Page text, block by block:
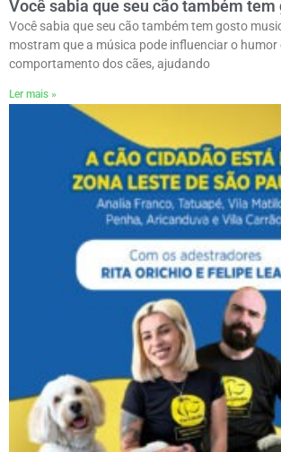
Você sabia que seu cão também
Você sabia que seu cão também tem gosto
mostram que a música pode influenciar o humor
comportamento dos cães, ajudando
Ler mais »